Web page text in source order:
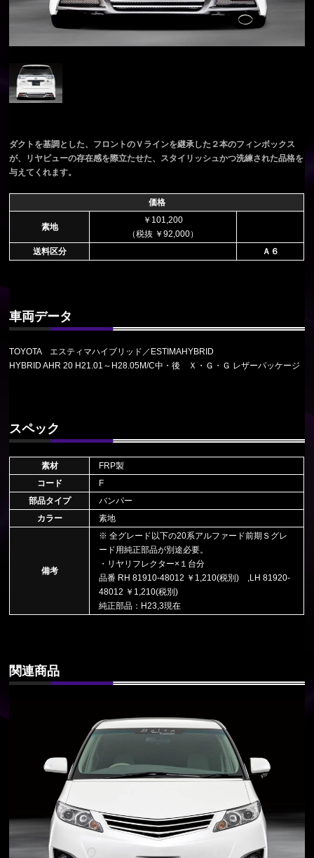
ダクトを基調とした、フロントのＶラインを継承した２本のフィンボックス
が、リヤビューの存在感を際立たせた、スタイリッシュかつ洗練された品格を
与えてくれます。
価格
素地
￥101,200
（税抜 ￥92,000）
送料区分
Ａ６
車両データ
TOYOTA エスティマハイブリッド／ESTIMAHYBRID
HYBRID AHR 20 H21.01～H28.05M/C中・後 Ｘ・Ｇ・Ｇ レザーパッケージ
スペック
素材
FRP製
コード
F
部品タイプ
バンパー
カラー
素地
備考
※ 全グレード以下の20系アルファード前期Ｓグレ
ード用純正部品が別途必要。
・リヤリフレクター×１台分
品番 RH 81910-48012 ￥1,210(税別) ,LH 81920-
48012 ￥1,210(税別)
純正部品：H23,3現在
関連商品